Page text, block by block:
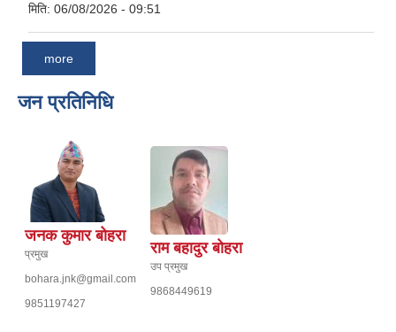
मिति: 06/08/2026 - 09:51
more
जन प्रतिनिधि
जनक कुमार बोहरा
प्रमुख
bohara.jnk@gmail.com
9851197427
राम बहादुर बोहरा
उप प्रमुख
9868449619